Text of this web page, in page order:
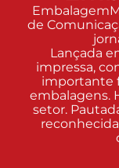
de
Lançada
impressa,
importante
embalagens.
setor.